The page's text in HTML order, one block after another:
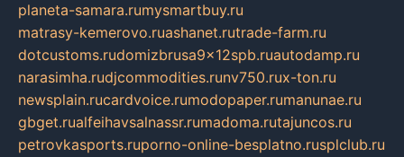
planeta-samara.rumysmartbuy.ru
matrasy-kemerovo.ruashanet.rutrade-farm.ru
dotcustoms.rudomizbrusa9x12spb.ruautodamp.ru
narasimha.rudjcommodities.runv750.rux-ton.ru
newsplain.rucardvoice.rumodopaper.rumanunae.ru
gbget.rualfeihavsalnassr.rumadoma.rutajuncos.ru
petrovkasports.ruporno-online-besplatno.rusplclub.ru